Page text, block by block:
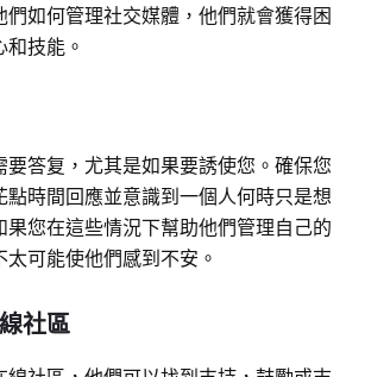
如何管理社交媒體，他們就會獲得困
技能。
答复，尤其是如果要誘使您。確保您
點時間回應並意識到一個人何時只是想
您在這些情況下幫助他們管理自己的
可能使他們感到不安。
社區